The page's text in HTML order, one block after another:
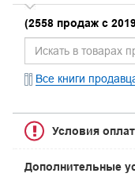
(2558 продаж с
Все книги
Условия
Дополнительные